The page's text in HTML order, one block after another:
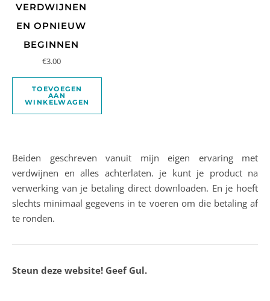
VERDWIJNEN
EN OPNIEUW
BEGINNEN
€3.00
TOEVOEGEN
AAN
WINKELWAGEN
Beiden geschreven vanuit mijn eigen ervaring met
verdwijnen en alles achterlaten. je kunt je product na
verwerking van je betaling direct downloaden. En je hoeft
slechts minimaal gegevens in te voeren om die betaling af
te ronden.
Steun deze website! Geef Gul.